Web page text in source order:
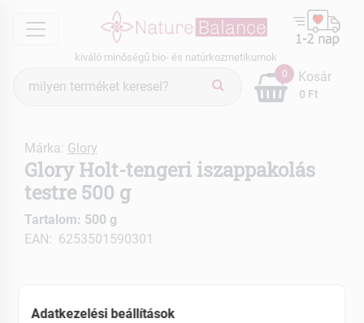
menu
kiváló minőségű bio- és natúrkozmetikumok
keresés
0
0 Ft
Kosár
Márka: Glory
Glory Holt-tengeri iszappakolás
testre 500 g
Tartalom: 500 g
EAN: 6253501590301
Adatkezelési beállítások